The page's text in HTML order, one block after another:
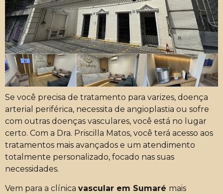
Se você precisa de tratamento para varizes, doença
arterial periférica, necessita de angioplastia ou sofre
com outras doenças vasculares, você está no lugar
certo. Com a Dra. Priscilla Matos, você terá acesso aos
tratamentos mais avançados e um atendimento
totalmente personalizado, focado nas suas
necessidades.
Vem para a clínica vascular em Sumaré mais